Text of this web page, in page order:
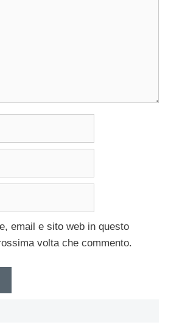
email e sito web in questo
volta che commento.